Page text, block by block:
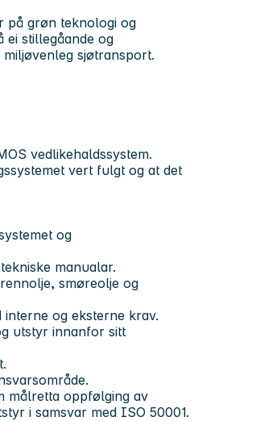
på grøn teknologi og
ei stillegåande og
sjøtransport.
vedlikehaldssystem.
vert fulgt og at det
og
manualar.
smøreolje og
interne og eksterne krav.
utstyr innanfor sitt
målretta oppfølging av
i samsvar med ISO 50001.